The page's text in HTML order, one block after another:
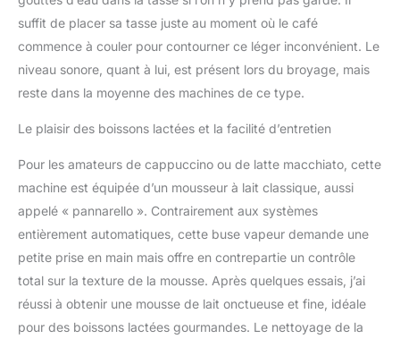
suffit de placer sa tasse juste au moment où le café
commence à couler pour contourner ce léger inconvénient. Le
niveau sonore, quant à lui, est présent lors du broyage, mais
reste dans la moyenne des machines de ce type.
Le plaisir des boissons lactées et la facilité d’entretien
Pour les amateurs de cappuccino ou de latte macchiato, cette
machine est équipée d’un mousseur à lait classique, aussi
appelé « pannarello ». Contrairement aux systèmes
entièrement automatiques, cette buse vapeur demande une
petite prise en main mais offre en contrepartie un contrôle
total sur la texture de la mousse. Après quelques essais, j’ai
réussi à obtenir une mousse de lait onctueuse et fine, idéale
pour des boissons lactées gourmandes. Le nettoyage de la